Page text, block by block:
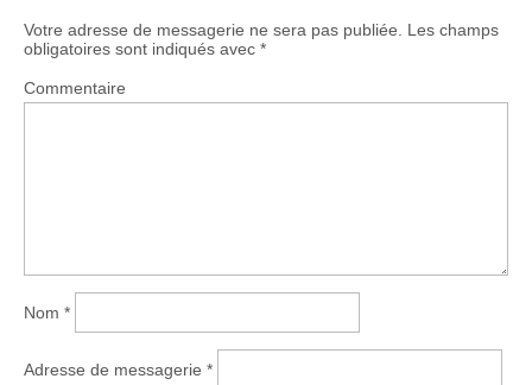
Votre adresse de messagerie ne sera pas publiée.
Les champs
obligatoires sont indiqués avec *
Commentaire
Nom *
Adresse de messagerie *